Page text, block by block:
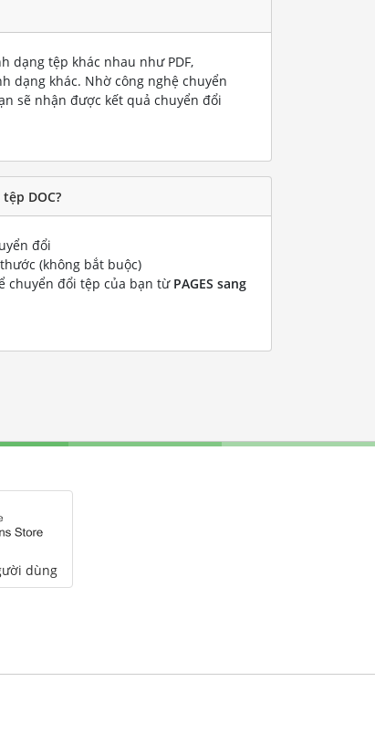
dạng tệp khác nhau như PDF,
dạng khác. Nhờ công nghệ chuyển
sẽ nhận được kết quả chuyển đổi
DOC?
đổi
(không bắt buộc)
chuyển đổi tệp của bạn từ PAGES sang
dùng